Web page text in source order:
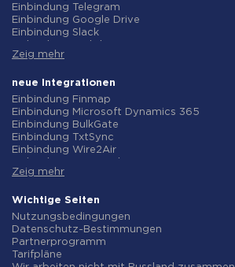
Einbindung Telegram
Einbindung Google Drive
Einbindung Slack
Einbindung Gmail
Einbindung ClickUp
Einbindung Airtable
Einbindung Google Contacts
Einbindung OpenAI (ChatGPT)
Einbindung Instagram
Einbindung ActiveCampaign
Einbindung Typeform
Einbindung Salesforce CRM
Einbindung Notion
Einbindung AWeber
Einbindung Asana
Einbindung ZOHO CRM
Einbindung Webhooks
Zeig mehr
neue Integrationen
Einbindung Finmap
Einbindung Microsoft Dynamics 365
Einbindung BulkGate
Einbindung TxtSync
Einbindung Wire2Air
Einbindung Infobip
Einbindung AtomPark
Einbindung TXTImpact
Einbindung Campaign Monitor
Einbindung CM.com
Einbindung D7 Networks
Einbindung SMS.to
Zeig mehr
Wichtige Seiten
Nutzungsbedingungen
Datenschutz-Bestimmungen
Partnerprogramm
Tarifpläne